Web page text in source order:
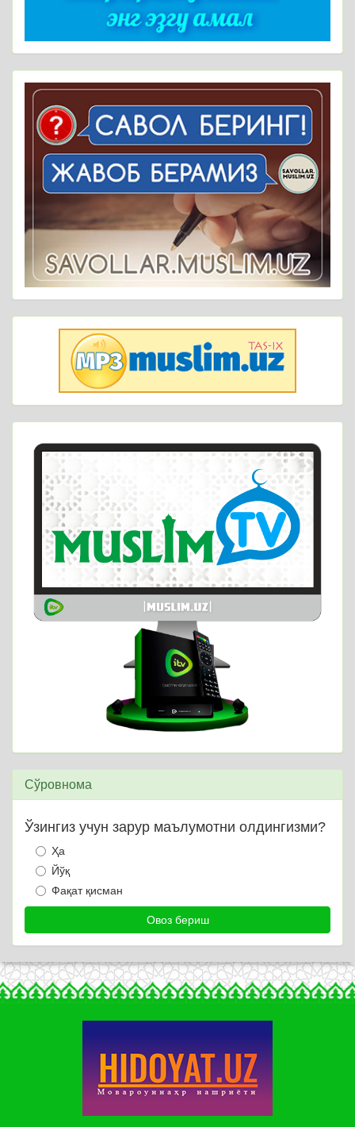
Сўровнома
Ўзингиз учун зарур маълумотни олдингизми?
Ҳа
Йўқ
Фақат қисман